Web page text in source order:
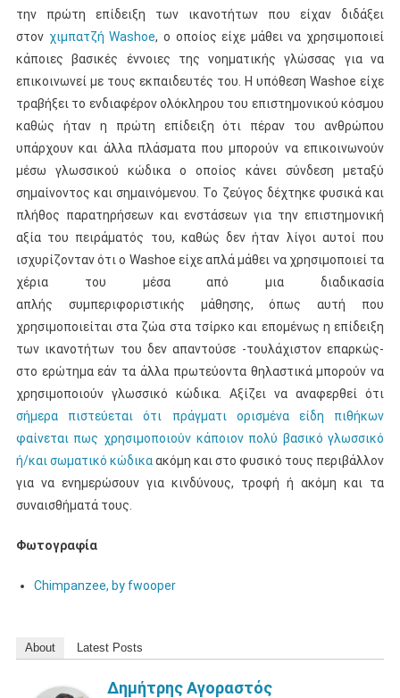
την πρώτη επίδειξη των ικανοτήτων που είχαν διδάξει
στον χιμπατζή Washoe, ο οποίος είχε μάθει να χρησιμοποιεί
κάποιες βασικές έννοιες της νοηματικής γλώσσας για να
επικοινωνεί με τους εκπαιδευτές του. Η υπόθεση Washoe είχε
τραβήξει το ενδιαφέρον ολόκληρου του επιστημονικού κόσμου
καθώς ήταν η πρώτη επίδειξη ότι πέραν του ανθρώπου
υπάρχουν και άλλα πλάσματα που μπορούν να επικοινωνούν
μέσω γλωσσικού κώδικα ο οποίος κάνει σύνδεση μεταξύ
σημαίνοντος και σημαινόμενου. Το ζεύγος δέχτηκε φυσικά και
πλήθος παρατηρήσεων και ενστάσεων για την επιστημονική
αξία του πειράματός του, καθώς δεν ήταν λίγοι αυτοί που
ισχυρίζονταν ότι ο Washoe είχε απλά μάθει να χρησιμοποιεί τα
χέρια του μέσα από μια διαδικασία
απλής συμπεριφοριστικής μάθησης, όπως αυτή που
χρησιμοποιείται στα ζώα στα τσίρκο και επομένως η επίδειξη
των ικανοτήτων του δεν απαντούσε -τουλάχιστον επαρκώς-
στο ερώτημα εάν τα άλλα πρωτεύοντα θηλαστικά μπορούν να
χρησιμοποιούν γλωσσικό κώδικα. Αξίζει να αναφερθεί ότι
σήμερα πιστεύεται ότι πράγματι ορισμένα είδη πιθήκων
φαίνεται πως χρησιμοποιούν κάποιον πολύ βασικό γλωσσικό
ή/και σωματικό κώδικαακόμη και στο φυσικό τους περιβάλλον
για να ενημερώσουν για κινδύνους, τροφή ή ακόμη και τα
συναισθήματά τους.
Φωτογραφία
Chimpanzee, by fwooper
About Latest Posts
Δημήτρης Αγοραστός